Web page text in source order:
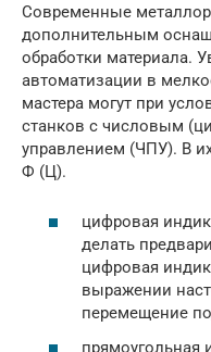
Современные
дополнительным
обработки материала.
автоматизации в
мастера могут при
станков с числовым
управлением (ЧПУ). В
Ф (Ц).
цифровая
делать
цифровая
выражении
перемещение
прямоугольная